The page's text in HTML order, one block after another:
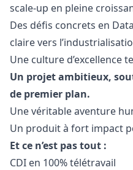
scale-up en pleine
Des défis concrets en
claire vers
Une culture d’excellence
Un projet ambitieux,
de premier plan.
Une véritable aventure
Un produit à fort impact
Et ce n’est pas tout :
CDI en 100% télétravail